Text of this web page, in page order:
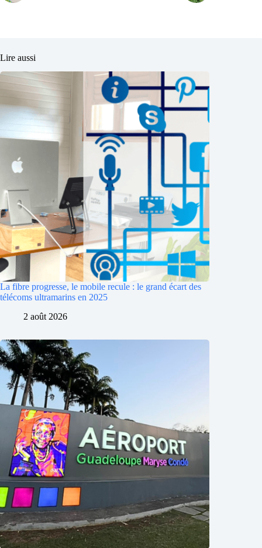
Lire aussi
La fibre progresse, le mobile recule : le grand écart des
télécoms ultramarins en 2025
2 août 2026